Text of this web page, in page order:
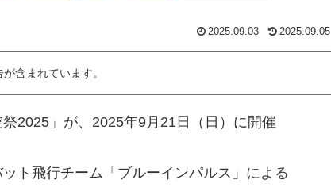
2025.09.03 2025.09.05
含まれています。
2025」が、2025年9月21日（日）に開催
ト飛行チーム「ブルーインパルス」による